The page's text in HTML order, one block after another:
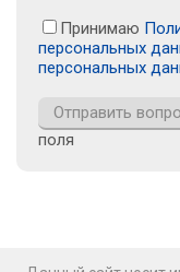
Принимаю
персональных
персональных
поля